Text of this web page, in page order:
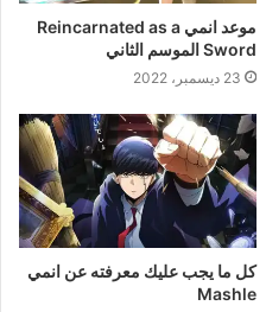
موعد انمي Reincarnated as a
Sword الموسم الثاني
23 ديسمبر، 2022
كل ما يجب عليك معرفته عن انمي
Mashle